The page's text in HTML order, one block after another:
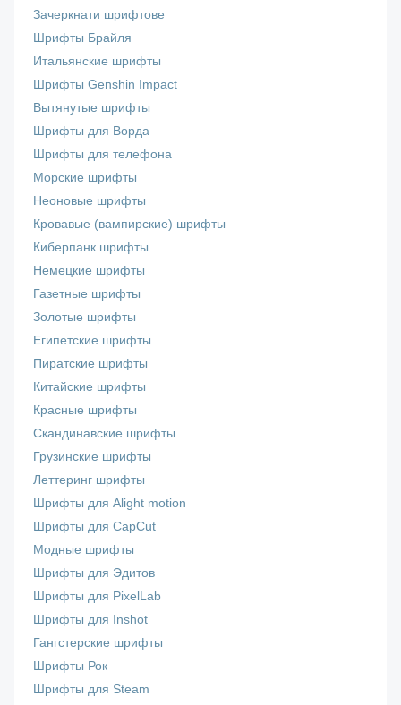
Зачеркнати шрифтове
Шрифты Брайля
Итальянские шрифты
Шрифты Genshin Impact
Вытянутые шрифты
Шрифты для Ворда
Шрифты для телефона
Морские шрифты
Неоновые шрифты
Кровавые (вампирские) шрифты
Киберпанк шрифты
Немецкие шрифты
Газетные шрифты
Золотые шрифты
Египетские шрифты
Пиратские шрифты
Китайские шрифты
Красные шрифты
Скандинавские шрифты
Грузинские шрифты
Леттеринг шрифты
Шрифты для Alight motion
Шрифты для CapCut
Модные шрифты
Шрифты для Эдитов
Шрифты для PixelLab
Шрифты для Inshot
Гангстерские шрифты
Шрифты Рок
Шрифты для Steam